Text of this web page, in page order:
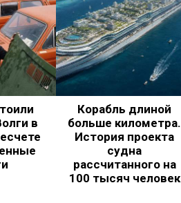
в
Корабль длиной
больше километра.
История проекта
судна
рассчитанного на
100 тысяч человек